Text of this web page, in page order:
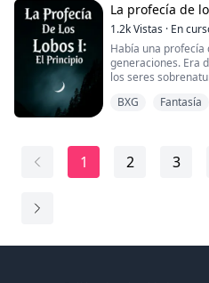
es igual que todos,
cabeza jamás pasó
lobo.
La profecía de
1.2kVistas · En
Había una profecía
generaciones. Era
los seres
titanes y semidioses.
sobrenatural
BXG Fantasía
1 2 3